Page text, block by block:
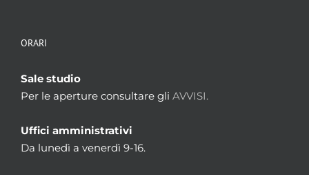
ORARI
Sale studio
Per le aperture consultare gli AVVISI.
Uffici amministrativi
Da lunedì a venerdì 9-16.